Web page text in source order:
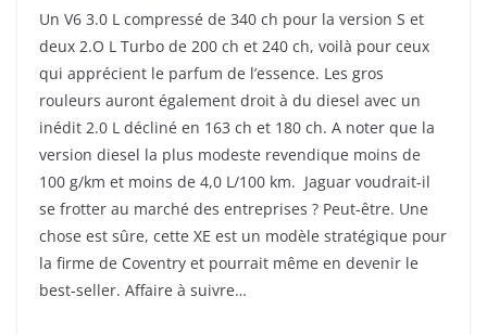
Un V6 3.0 L compressé de 340 ch pour la version S et
deux 2.O L Turbo de 200 ch et 240 ch, voilà pour ceux
qui apprécient le parfum de l’essence. Les gros
rouleurs auront également droit à du diesel avec un
inédit 2.0 L décliné en 163 ch et 180 ch. A noter que la
version diesel la plus modeste revendique moins de
100 g/km et moins de 4,0 L/100 km. Jaguar voudrait-il
se frotter au marché des entreprises ? Peut-être. Une
chose est sûre, cette XE est un modèle stratégique pour
la firme de Coventry et pourrait même en devenir le
best-seller. Affaire à suivre…